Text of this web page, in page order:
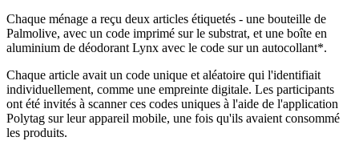
Chaque ménage a reçu deux articles étiquetés - une bouteille de
Palmolive, avec un code imprimé sur le substrat, et une boîte en
aluminium de déodorant Lynx avec le code sur un autocollant*.
Chaque article avait un code unique et aléatoire qui l'identifiait
individuellement, comme une empreinte digitale. Les participants
ont été invités à scanner ces codes uniques à l'aide de l'application
Polytag sur leur appareil mobile, une fois qu'ils avaient consommé
les produits.